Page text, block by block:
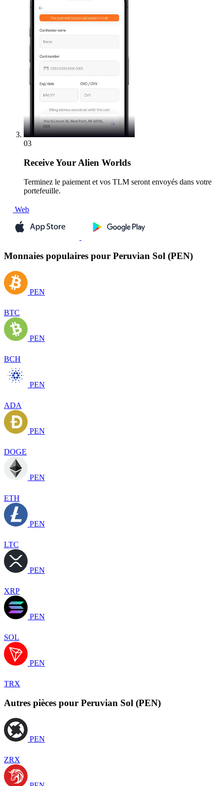
03
ReceiveYour Alien Worlds
Terminez le paiement et vos TLM seront envoyés dans votre
portefeuille.
Web
Monnaies populaires pour Peruvian Sol (PEN)
PEN
BTC
PEN
BCH
PEN
ADA
PEN
DOGE
PEN
ETH
PEN
LTC
PEN
XRP
PEN
SOL
PEN
TRX
Autres pièces pour Peruvian Sol (PEN)
PEN
ZRX